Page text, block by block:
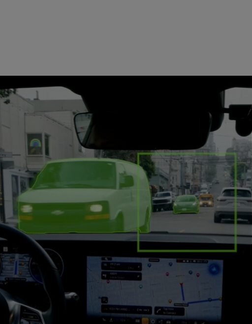
功能极其强大的开放推理模型，是一个包含 320 亿个参数的开
VLA)，能够在完整驾驶堆栈中进行推理、规划与行动，从而为
开发提供支持。
量闭环强化学习框架，能够在辅助驾驶模型实际上路部署前，根据
结果进行训练。
成式世界模型，能够生成逼真的闭环辅助驾驶场景，支持开发者大
AI 智能体技能中，包含了由 NVIDIA Omniverse NuRec 驱动的神经
的车队数据重建为逼真的 3D 场景，并能适配不同的车辆传感器配
推出 NVIDIA Alpamayo 2 Super，是拥有 320 亿参数的视觉-语言-
一步扩展了
NVIDIA Alpamayo
系列的开放 AI 模型、仿真框架和物
级无人驾驶出租车。